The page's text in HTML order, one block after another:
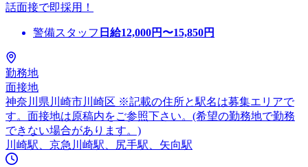
話面接で即採用！
警備スタッフ 日給12,000円〜15,850円
勤務地
面接地
神奈川県川崎市川崎区 ※記載の住所と駅名は募集エリアで
す。面接地は原稿内をご参照下さい。(希望の勤務地で勤務
できない場合があります。)
川崎駅、京急川崎駅、尻手駅、矢向駅